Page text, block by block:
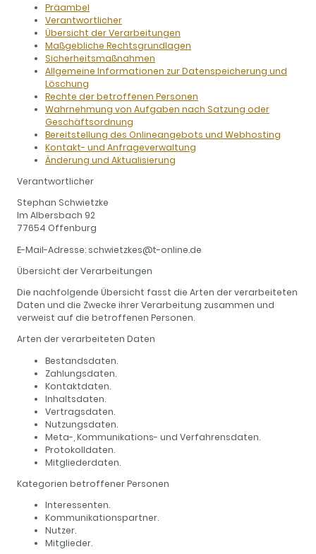
Präambel
Verantwortlicher
Übersicht der Verarbeitungen
Maßgebliche Rechtsgrundlagen
Sicherheitsmaßnahmen
Allgemeine Informationen zur Datenspeicherung und
Löschung
Rechte der betroffenen Personen
Wahrnehmung von Aufgaben nach Satzung oder
Geschäftsordnung
Bereitstellung des Onlineangebots und Webhosting
Kontakt- und Anfrageverwaltung
Änderung und Aktualisierung
Verantwortlicher
Stephan Schwietzke
Im Albersbach 92
77654 Offenburg
E-Mail-Adresse: schwietzkes@t-online.de
Übersicht der Verarbeitungen
Die nachfolgende Übersicht fasst die Arten der verarbeiteten
Daten und die Zwecke ihrer Verarbeitung zusammen und
verweist auf die betroffenen Personen.
Arten der verarbeiteten Daten
Bestandsdaten.
Zahlungsdaten.
Kontaktdaten.
Inhaltsdaten.
Vertragsdaten.
Nutzungsdaten.
Meta-, Kommunikations- und Verfahrensdaten.
Protokolldaten.
Mitgliederdaten.
Kategorien betroffener Personen
Interessenten.
Kommunikationspartner.
Nutzer.
Mitglieder.